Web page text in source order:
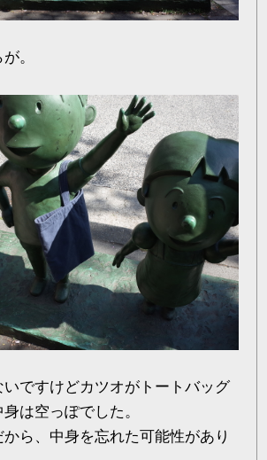
。
ですけどカツオがトートバッグ
は空っぽでした。
ら、中身を忘れた可能性があり